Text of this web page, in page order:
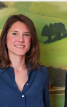
Grand
Paraplégie,